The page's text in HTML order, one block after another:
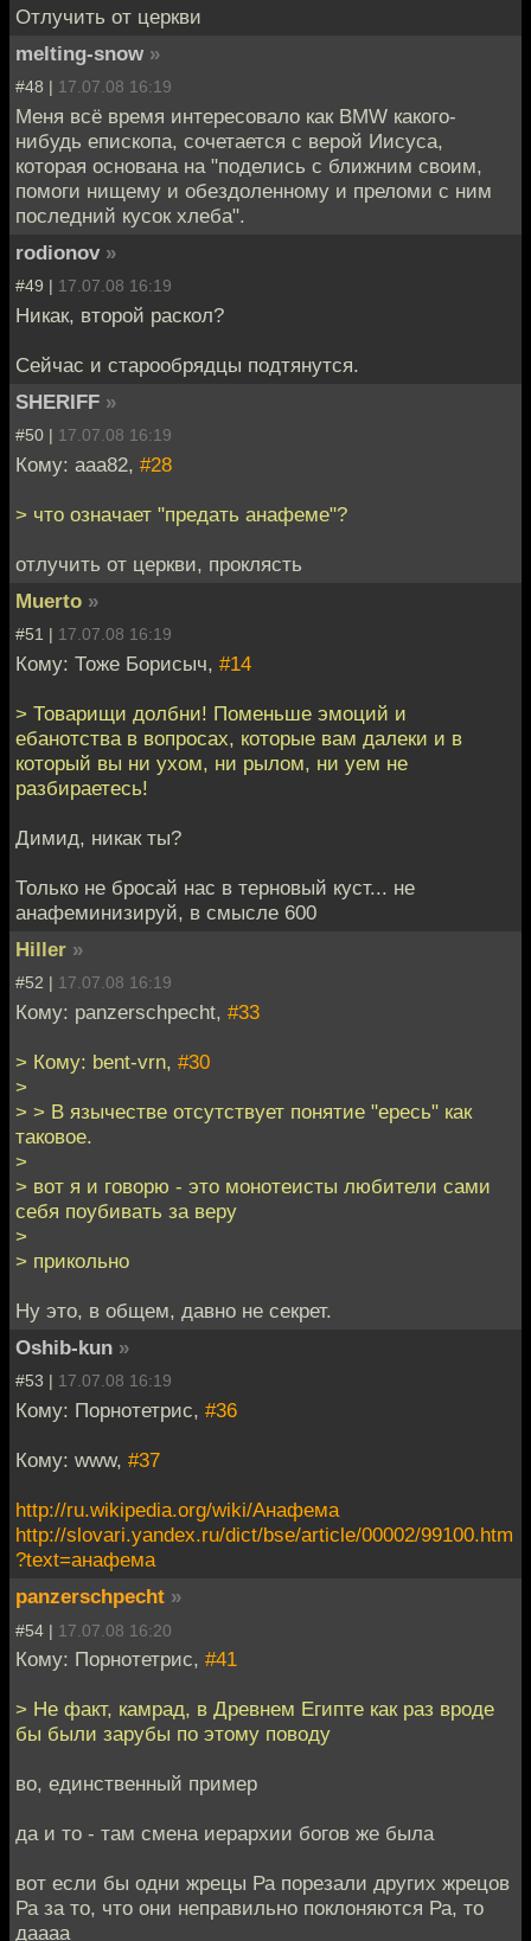
Отлучить от церкви
melting-snow »
#48 | 17.07.08 16:19
Меня всё время интересовало как BMW какого-
нибудь епископа, сочетается с верой Иисуса,
которая основана на "поделись с ближним своим,
помоги нищему и обездоленному и преломи с ним
последний кусок хлеба".
rodionov »
#49 | 17.07.08 16:19
Никак, второй раскол?
Сейчас и старообрядцы подтянутся.
SHERIFF »
#50 | 17.07.08 16:19
Кому: aaa82, #28
> что означает "предать анафеме"?
отлучить от церкви, проклясть
Muerto »
#51 | 17.07.08 16:19
Кому: Тоже Борисыч, #14
> Товарищи долбни! Поменьше эмоций и
ебанотства в вопросах, которые вам далеки и в
который вы ни ухом, ни рылом, ни уем не
разбираетесь!
Димид, никак ты?
Только не бросай нас в терновый куст... не
анафеминизируй, в смысле 600
Hiller »
#52 | 17.07.08 16:19
Кому: panzerschpecht, #33
> Кому: bent-vrn, #30
>
> > В язычестве отсутствует понятие "ересь" как
таковое.
>
> вот я и говорю - это монотеисты любители сами
себя поубивать за веру
>
> прикольно
Ну это, в общем, давно не секрет.
Oshib-kun »
#53 | 17.07.08 16:19
Кому: Порнотетрис, #36
Кому: www, #37
http://ru.wikipedia.org/wiki/Анафема
http://slovari.yandex.ru/dict/bse/article/00002/99100.htm
?text=анафема
panzerschpecht »
#54 | 17.07.08 16:20
Кому: Порнотетрис, #41
> Не факт, камрад, в Древнем Египте как раз вроде
бы были зарубы по этому поводу
во, единственный пример
да и то - там смена иерархии богов же была
вот если бы одни жрецы Ра порезали других жрецов
Ра за то, что они неправильно поклоняются Ра, то
даааа